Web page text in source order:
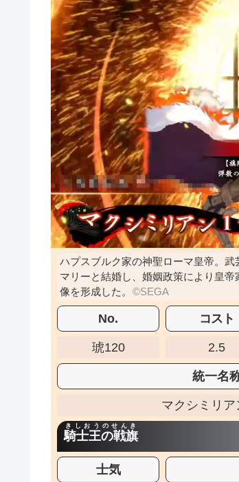
ハプスブルク家の神聖ローマ皇帝。
マリーと結婚し、婚姻政策により皇
像を形成した。
No. コスト
琥120 2.5
統一名
マクシミリア
騎士王の戦旗
きしおうのせんき
士気